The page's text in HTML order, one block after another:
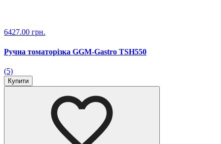
6427.00 грн.
Ручна томаторізка GGM-Gastro TSH550
(5)
Купити